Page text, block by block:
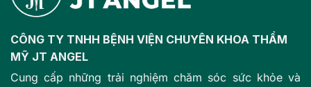
CÔNG TY TNHH BỆNH VIỆN CHUYÊN KHOA THẨM
MỸ JT ANGEL
Cung cấp những trải nghiệm chăm sóc sức khỏe và